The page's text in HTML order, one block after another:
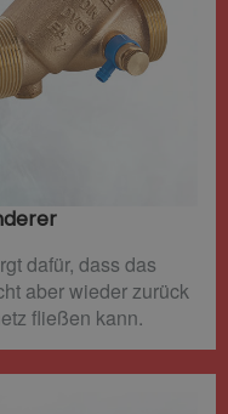
dafür, dass das
aber wieder zurück
fließen kann.